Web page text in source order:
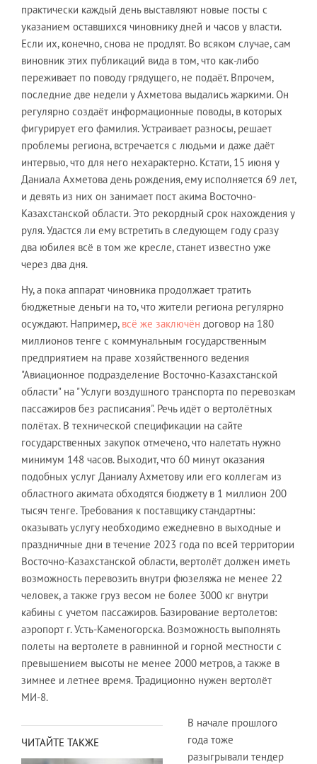
практически каждый день выставляют новые посты с
указанием оставшихся чиновнику дней и часов у власти.
Если их, конечно, снова не продлят. Во всяком случае, сам
виновник этих публикаций вида в том, что как-либо
переживает по поводу грядущего, не подаёт. Впрочем,
последние две недели у Ахметова выдались жаркими. Он
регулярно создаёт информационные поводы, в которых
фигурирует его фамилия. Устраивает разносы, решает
проблемы региона, встречается с людьми и даже даёт
интервью, что для него нехарактерно. Кстати, 15 июня у
Даниала Ахметова день рождения, ему исполняется 69 лет,
и девять из них он занимает пост акима Восточно-
Казахстанской области. Это рекордный срок нахождения у
руля. Удастся ли ему встретить в следующем году сразу
два юбилея всё в том же кресле, станет известно уже
через два дня.
Ну, а пока аппарат чиновника продолжает тратить
бюджетные деньги на то, что жители региона регулярно
осуждают. Например, всё же заключён договор на 180
миллионов тенге с коммунальным государственным
предприятием на праве хозяйственного ведения
"Авиационное подразделение Восточно-Казахстанской
области" на "Услуги воздушного транспорта по перевозкам
пассажиров без расписания". Речь идёт о вертолётных
полётах. В технической спецификации на сайте
государственных закупок отмечено, что налетать нужно
минимум 148 часов. Выходит, что 60 минут оказания
подобных услуг Даниалу Ахметову или его коллегам из
областного акимата обходятся бюджету в 1 миллион 200
тысяч тенге. Требования к поставщику стандартны:
оказывать услугу необходимо ежедневно в выходные и
праздничные дни в течение 2023 года по всей территории
Восточно-Казахстанской области, вертолёт должен иметь
возможность перевозить внутри фюзеляжа не менее 22
человек, а также груз весом не более 3000 кг внутри
кабины с учетом пассажиров. Базирование вертолетов:
аэропорт г. Усть-Каменогорска. Возможность выполнять
полеты на вертолете в равнинной и горной местности с
превышением высоты не менее 2000 метров, а также в
зимнее и летнее время. Традиционно нужен вертолёт
МИ-8.
ЧИТАЙТЕ ТАКЖЕ
В начале прошлого
года тоже
разыгрывали тендер